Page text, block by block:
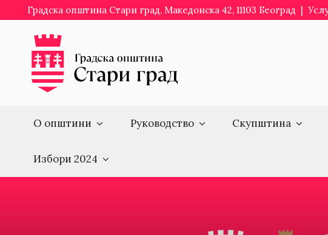
to
content
Градска општина Стари град, Македонска 42, 11103 Београд |
О општини Руководство Скупштина
Избори 2024